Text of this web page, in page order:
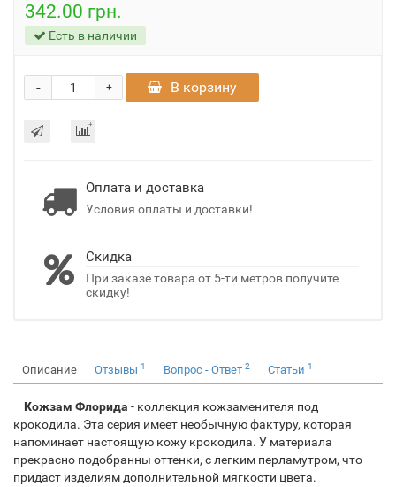
342.00 грн.
Есть в наличии
+
- В корзину
Оплата и доставка
Условия оплаты и доставки!
Скидка
При заказе товара от 5-ти метров получите
скидку!
Описание Отзывы 1 Вопрос - Ответ 2 Статьи 1
Кожзам Флорида - коллекция кожзаменителя под
крокодила. Эта серия имеет необычную фактуру, которая
напоминает настоящую кожу крокодила. У материала
прекрасно подобранны оттенки, с легким перламутром, что
придаст изделиям дополнительной мягкости цвета.